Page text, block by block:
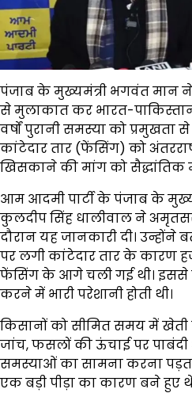
पंजाब के मुख्यमंत्री भगवंत मान ने
से मुलाकात कर भारत-
वर्षों पुरानी समस्या को प्रमुखता
कांटेदार तार (फेंसिंग) को
खिसकाने की मांग को सैद्धांतिक
आम आदमी पार्टी के पंजाब के
कुलदीप सिंह धालीवाल ने
दौरान यह जानकारी दी। उन्होंने
पर लगी कांटेदार तार के कारण
फेंसिंग के आगे चली गई थी। इससे
करने में भारी परेशानी होती थी।
किसानों को सीमित समय में खेती
जांच, फसलों की ऊंचाई पर
समस्याओं का सामना करना
एक बड़ी पीड़ा का कारण बने हुए